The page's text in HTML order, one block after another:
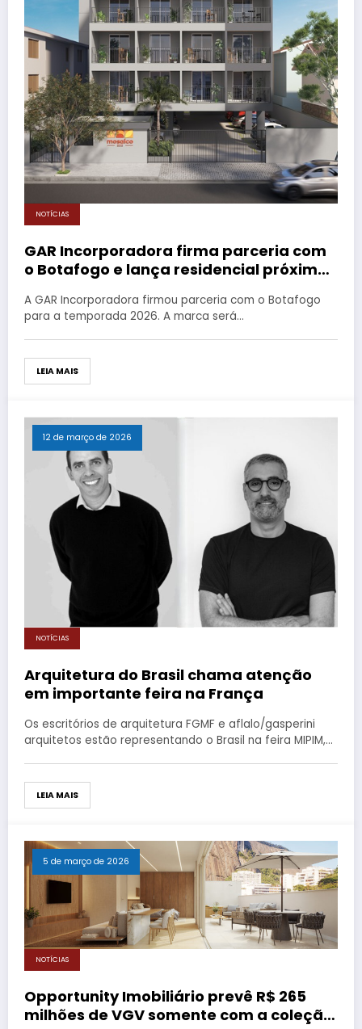
NOTÍCIAS
GAR Incorporadora firma parceria com
o Botafogo e lança residencial próximo
A GAR Incorporadora firmou parceria com o Botafogo
para a temporada 2026. A marca será…
LEIA MAIS
12 de março de 2026
NOTÍCIAS
Arquitetura do Brasil chama atenção
em importante feira na França
Os escritórios de arquitetura FGMF e aflalo/gasperini
arquitetos estão representando o Brasil na feira MIPIM,…
LEIA MAIS
5 de março de 2026
NOTÍCIAS
Opportunity Imobiliário prevê R$ 265
milhões de VGV somente com a coleção